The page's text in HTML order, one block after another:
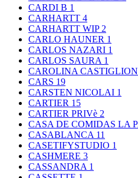
CARDI B 1
CARHARTT 4
CARHARTT WIP2
CARLO HAUNER 1
CARLOS NAZARI 1
CARLOS SAURA 1
CAROLINA
CARS 19
CARSTEN NICOLAI 1
CARTIER 15
CARTIER PRIVè 2
CASA DE COMIDAS LA
CASABLANCA 11
CASETIFYSTUDIO 1
CASHMERE 3
CASSANDRA 1